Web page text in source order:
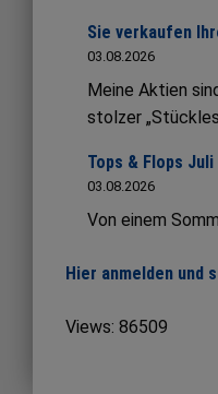
Sie verkaufen
03.08.2026
Meine Aktien
stolzer
Tops & Flops Juli
03.08.2026
Von einem
Hier anmelden
Views: 86509